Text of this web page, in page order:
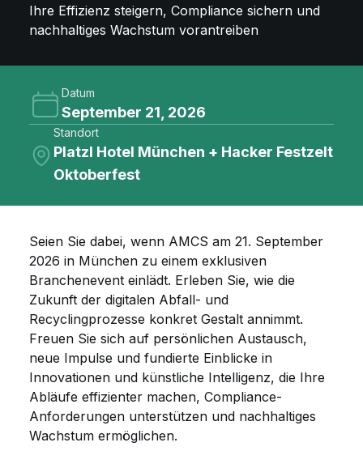
Ihre Effizienz steigern, Compliance sichern und
nachhaltiges Wachstum vorantreiben
Datum
September 21, 2026
Standort
Platzl Hotel München + Hacker Festzelt
Oktoberfest
Seien Sie dabei, wenn AMCS am 21. September
2026 in München zu einem exklusiven
Branchenevent einlädt. Erleben Sie, wie die
Zukunft der digitalen Abfall- und
Recyclingprozesse konkret Gestalt annimmt.
Freuen Sie sich auf persönlichen Austausch,
neue Impulse und fundierte Einblicke in
Innovationen und künstliche Intelligenz, die Ihre
Abläufe effizienter machen, Compliance-
Anforderungen unterstützen und nachhaltiges
Wachstum ermöglichen.